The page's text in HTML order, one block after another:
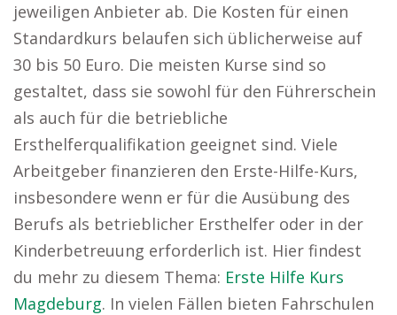
jeweiligen Anbieter ab. Die Kosten für einen
Standardkurs belaufen sich üblicherweise auf
30 bis 50 Euro. Die meisten Kurse sind so
gestaltet, dass sie sowohl für den Führerschein
als auch für die betriebliche
Ersthelferqualifikation geeignet sind. Viele
Arbeitgeber finanzieren den Erste-Hilfe-Kurs,
insbesondere wenn er für die Ausübung des
Berufs als betrieblicher Ersthelfer oder in der
Kinderbetreuung erforderlich ist. Hier findest
du mehr zu diesem Thema: Erste Hilfe Kurs
Magdeburg. In vielen Fällen bieten Fahrschulen